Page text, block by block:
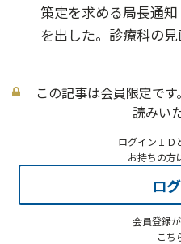
策定を求める局長通知
を出した。診療科の
この記事は会員限定で
読みい
ログインＩＤ
お持ちの方
ロ
会員登録
こち